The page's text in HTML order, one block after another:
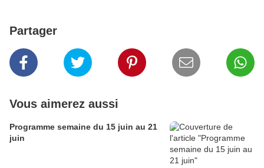
Partager
Vous aimerez aussi
Programme semaine du 15 juin au 21
juin